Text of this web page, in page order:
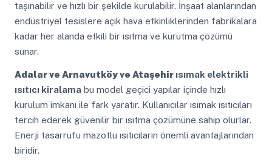
taşınabilir ve hızlı bir şekilde kurulabilir. İnşaat alanlarından
endüstriyel tesislere açık hava etkinliklerinden fabrikalara
kadar her alanda etkili bir ısıtma ve kurutma çözümü
sunar.
Adalar ve Arnavutköy ve Ataşehirısımak elektrikli
ısıtıcı kiralamabu model geçici yapılar içinde hızlı
kurulum imkanı ile fark yaratır. Kullanıcılar ısımak ısıtıcıları
tercih ederek güvenilir bir ısıtma çözümüne sahip olurlar.
Enerji tasarrufu mazotlu ısıtıcıların önemli avantajlarından
biridir.